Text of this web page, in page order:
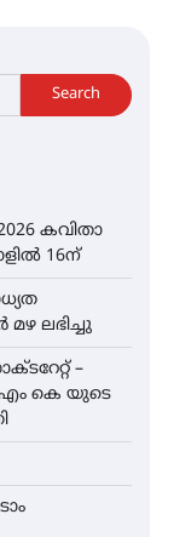
Search
കവിതാ
16ന്
മഴ ലഭിച്ചു
–
എം കെ യുടെ